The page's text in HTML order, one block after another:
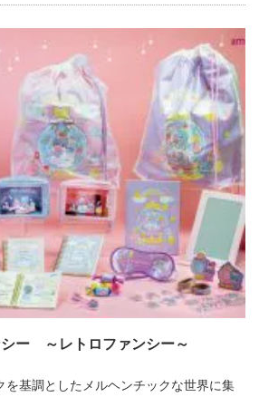
ー ～レトロファンシー～
を基調としたメルヘンチックな世界に集